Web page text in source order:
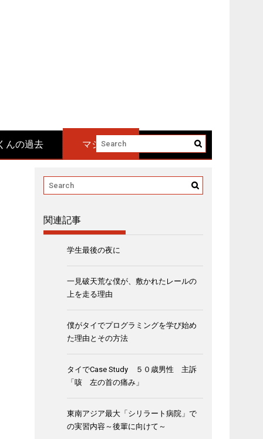
んの過去 マジメ系
関連記事
学生最後の夜に
一見破天荒な僕が、敷かれたレールの
上を走る理由
僕がタイでプログラミングを学び始め
た理由とその方法
タイでCase Study ５０歳男性 主訴
「咳 左の首の痛み」
東南アジア最大「シリラート病院」で
の実習内容～後輩に向けて～